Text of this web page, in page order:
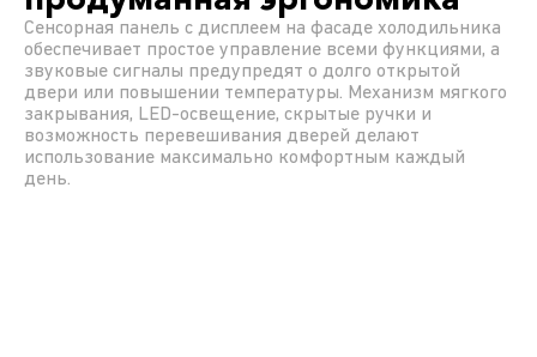
Сенсорная панель с дисплеем на фасаде холодильника
обеспечивает простое управление всеми функциями, а
звуковые сигналы предупредят о долго открытой
двери или повышении температуры. Механизм мягкого
закрывания, LED-освещение, скрытые ручки и
возможность перевешивания дверей делают
использование максимально комфортным каждый
день.